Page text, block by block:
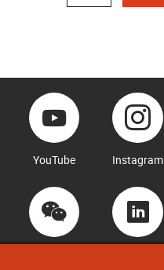
YouTube Instagram